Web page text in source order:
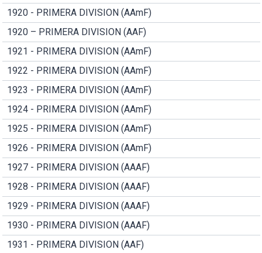
1920 - PRIMERA DIVISION (AAmF)
1920 – PRIMERA DIVISION (AAF)
1921 - PRIMERA DIVISION (AAmF)
1922 - PRIMERA DIVISION (AAmF)
1923 - PRIMERA DIVISION (AAmF)
1924 - PRIMERA DIVISION (AAmF)
1925 - PRIMERA DIVISION (AAmF)
1926 - PRIMERA DIVISION (AAmF)
1927 - PRIMERA DIVISION (AAAF)
1928 - PRIMERA DIVISION (AAAF)
1929 - PRIMERA DIVISION (AAAF)
1930 - PRIMERA DIVISION (AAAF)
1931 - PRIMERA DIVISION (AAF)